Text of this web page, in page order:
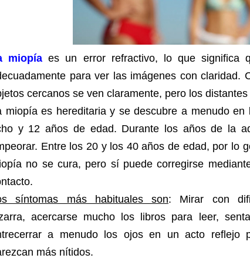
miopíaes un error refractivo, lo que significa
para ver las imágenes con claridad.
cercanos se ven claramente, pero los
miopía es hereditaria y se descubre a menudo
y 12 años de edad. Durante los años de la
Entre los 20 y los 40 años de edad, por lo
no se cura, pero sí puede corregirse
síntomas más habituales son: Mirar con
acercarse mucho los libros para leer,
a menudo los ojos en un acto reflejo
más nítidos.